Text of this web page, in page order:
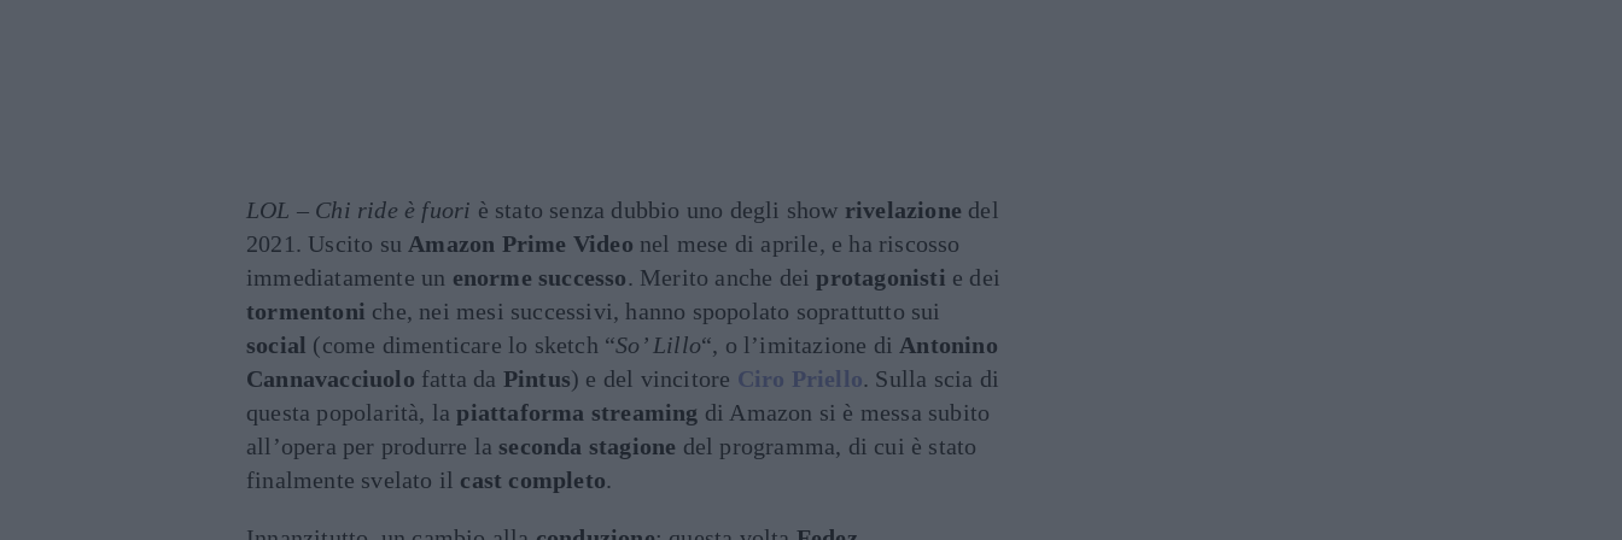
LOL – Chi ride è fuori è stato senza dubbio uno degli show rivelazione del
2021. Uscito su Amazon Prime Video nel mese di aprile, e ha riscosso
immediatamente un enorme successo. Merito anche deiprotagonisti e dei
tormentoni che, nei mesi successivi, hanno spopolato soprattutto sui
social (come dimenticare lo sketch “So’ Lillo“, o l’imitazione di Antonino
Cannavacciuolo fatta da Pintus) e del vincitore Ciro Priello. Sulla scia di
questa popolarità, lapiattaforma streaming di Amazon si è messa subito
all’opera per produrre la seconda stagione del programma, di cui è stato
finalmente svelato il cast completo.